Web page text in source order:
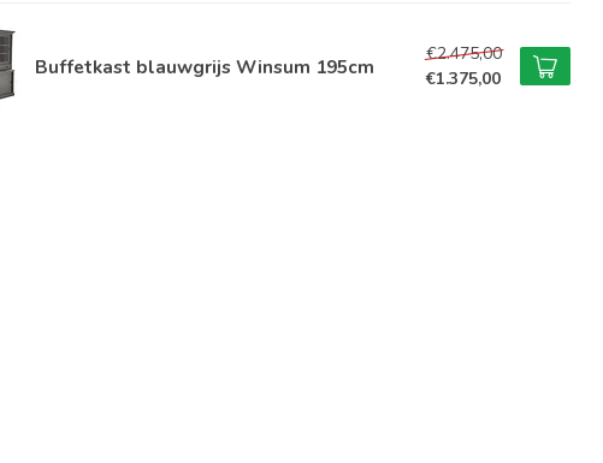
Buffetkast blauwgrijs Winsum 195cm
€2.475,00
€1.375,00